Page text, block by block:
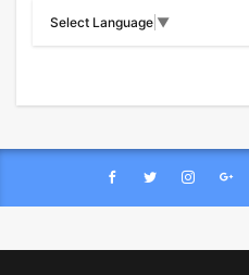
Select Language ▼